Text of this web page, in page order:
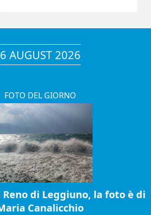
6 AUGUST 2026
FOTO DEL GIORNO
di Leggiuno, la foto è di
Canalicchio